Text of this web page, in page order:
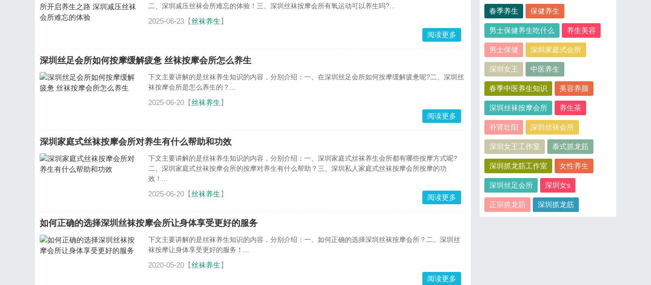
二、深圳减压丝袜会所难忘的体验！三、深圳丝袜按摩会所有氧运动可以养生吗?...
2025-06-23【丝袜养生】
阅读更多
深圳丝足会所如何按摩缓解疲惫 丝袜按摩会所怎么养生
下文主要讲解的是丝袜养生知识的内容，分别介绍：一、在深圳丝足会所如何按摩缓解疲惫呢?二、深圳丝
袜按摩会所是怎么养生的？...
2025-06-20【丝袜养生】
阅读更多
深圳家庭式丝袜按摩会所对养生有什么帮助和功效
下文主要讲解的是丝袜养生知识的内容，分别介绍：一、深圳家庭式丝袜养生会所都有哪些按摩方式呢?
二、深圳家庭式丝袜按摩会所的按摩对养生有什么帮助？三、深圳私人家庭式丝袜按摩会所按摩的功
效！...
2025-06-20【丝袜养生】 阅读更多
如何正确的选择深圳丝袜按摩会所让身体享受更好的服务
下文主要讲解的是丝袜养生知识的内容，分别介绍：一、如何正确的选择深圳丝袜按摩会所？二、深圳丝
袜按摩让身体享受更好的服务！...
2020-05-20【丝袜养生】
阅读更多
春季养生 保健养生
男士保健养生吃什么 养生美容
男士保健 深圳家庭式会所
深圳女王 中医养生
春季中医养生知识 美容养颜
深圳丝袜按摩会所 养生茶
补肾壮阳 深圳丝袜会所
深圳女王工作室 泰式抓龙筋
深圳抓龙筋工作室 女性养生
深圳丝足会所 深圳女s
正宗抓龙筋 深圳抓龙筋